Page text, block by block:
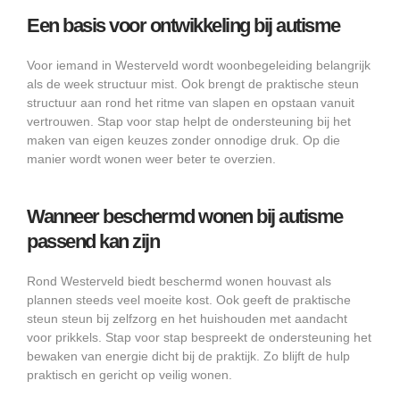
Een basis voor ontwikkeling bij autisme
Voor iemand in Westerveld wordt woonbegeleiding belangrijk
als de week structuur mist. Ook brengt de praktische steun
structuur aan rond het ritme van slapen en opstaan vanuit
vertrouwen. Stap voor stap helpt de ondersteuning bij het
maken van eigen keuzes zonder onnodige druk. Op die
manier wordt wonen weer beter te overzien.
Wanneer beschermd wonen bij autisme
passend kan zijn
Rond Westerveld biedt beschermd wonen houvast als
plannen steeds veel moeite kost. Ook geeft de praktische
steun steun bij zelfzorg en het huishouden met aandacht
voor prikkels. Stap voor stap bespreekt de ondersteuning het
bewaken van energie dicht bij de praktijk. Zo blijft de hulp
praktisch en gericht op veilig wonen.